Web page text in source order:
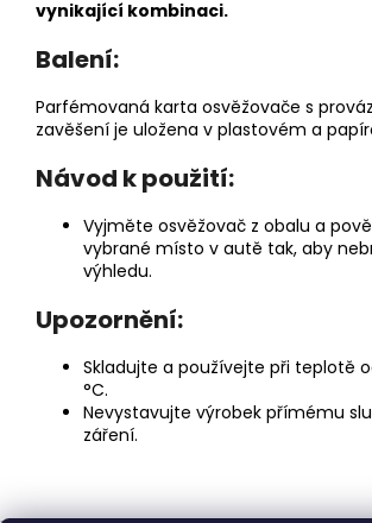
vynikající kombinaci.
Balení:
Parfémovaná karta osvěžovače s
zavěšení je uložena v plastovém a
Návod k použití:
Vyjměte osvěžovač z obalu a
vybrané místo v autě tak, aby
výhledu.
Upozornění:
Skladujte a používejte při teplotě
°C.
Nevystavujte výrobek přímému
záření.